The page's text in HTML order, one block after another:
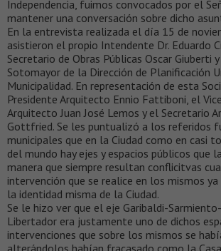
Independencia, fuimos convocados por el
mantener una conversación sobre dicho
En la entrevista realizada el día 15 de
asistieron el propio Intendente Dr. Eduardo
Secretario de Obras Públicas Oscar Giuberti
Sotomayor de la Dirección de Planificación
Municipalidad. En representación de esta
Presidente Arquitecto Ennio Fattiboni, el
Arquitecto Juan José Lemos y el Secretario
Gottfried. Se les puntualizó a los referidos
municipales que en la Ciudad como en casi
del mundo hay ejes y espacios públicos que
manera que siempre resultan conflicitvas
intervención que se realice en los mismos ya
la identidad misma de la Ciudad.
Se le hizo ver que el eje Garibaldi-
Libertador era justamente uno de dichos
intervenciones que sobre los mismos se
alterándolos habían fracasado como la